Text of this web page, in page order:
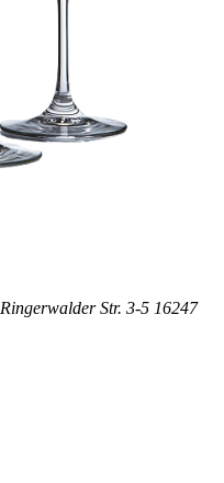
Ringerwalder Str. 3-5 16247